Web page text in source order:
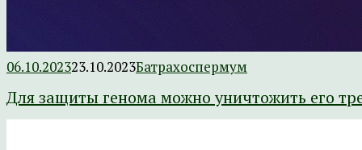
06.10.202323.10.2023Батрахоспермум
Для защиты генома можно уничтожить его